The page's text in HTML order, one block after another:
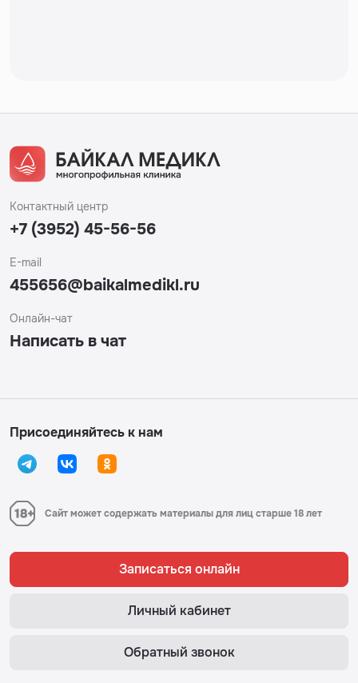
Контактный центр
+7 (3952) 45-56-56
E-mail
455656@baikalmedikl.ru
Онлайн-чат
Написать в чат
Присоединяйтесь к нам
Сайт может содержать материалы для лиц старше 18 лет
Записаться онлайн
Личный кабинет
Обратный звонок